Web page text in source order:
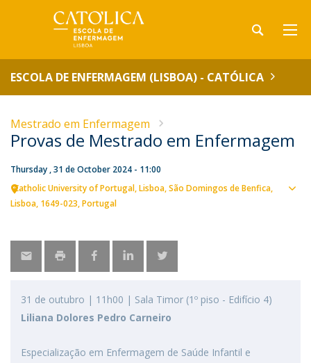
ESCOLA DE ENFERMAGEM (LISBOA) - CATÓLICA
Mestrado em Enfermagem
Provas de Mestrado em Enfermagem
Thursday , 31 de October 2024 - 11:00
Catholic University of Portugal Lisboa São Domingos de Benfica,
Lisboa 1649-023 Portugal
31 de outubro | 11h00 | Sala Timor (1º piso - Edifício 4)
Liliana Dolores Pedro Carneiro
Especialização em Enfermagem de Saúde Infantil e